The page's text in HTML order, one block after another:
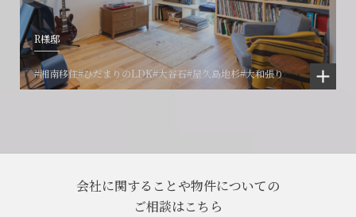
R様邸
#湘南移住#ひだまりのLDK#大谷石#屋久島地杉#大和張り
会社に関することや物件についての
ご相談はこちら